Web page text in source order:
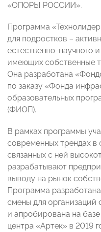
«ОПОРЫ РОССИИ».
Программа
для подростков –
естественно-научного
имеющих собственные
Она разработана
по заказу «Фонда
образовательных
(ФИОП).
В рамках программы
современных трендах в
связанных с ней
разрабатывают
выводу на рынок
Программа
смены для организаций
и апробирована на
центра «Артек» в 2019